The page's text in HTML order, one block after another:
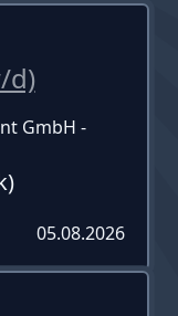
d)
GmbH -
05.08.2026